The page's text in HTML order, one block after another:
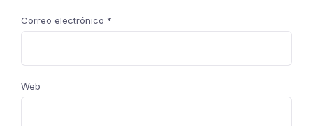
Correo electrónico *
Web